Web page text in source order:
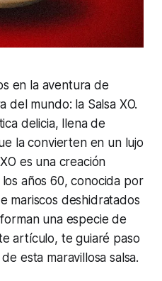
en la aventura de
del mundo: la Salsa XO.
delicia, llena de
la convierten en un lujo
es una creación
años 60, conocida por
mariscos deshidratados
una especie de
artículo, te guiaré paso
esta maravillosa salsa.